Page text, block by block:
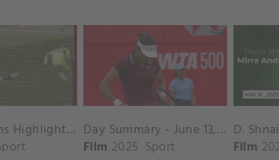
Ollie Watkins Highlights vs. Southampton
Day Summary - June 13, 2025
Film 2025 Sport
Film